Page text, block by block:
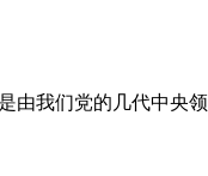
由我们党的几代中央领